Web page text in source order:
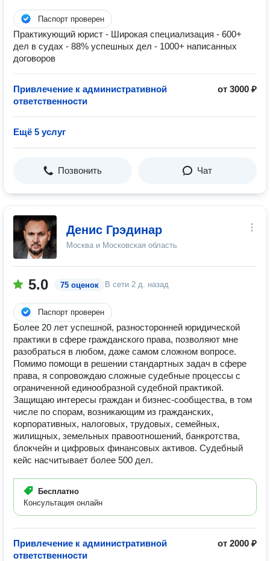
Паспорт проверен
Практикующий юрист - Широкая специализация - 600+
дел в судах - 88% успешных дел - 1000+ написанных
договоров
Привлечение к административной
ответственности
от 3000 ₽
Ещё 5 услуг
Позвонить Чат
Денис Грэдинар
Москва и Московская область
5.0 75 оценок В сети 2 д. назад
Паспорт проверен
Более 20 лет успешной, разносторонней юридической
практики в сфере гражданского права, позволяют мне
разобраться в любом, даже самом сложном вопросе.
Помимо помощи в решении стандартных задач в сфере
права, я сопровождаю сложные судебные процессы с
ограниченной единообразной судебной практикой.
Защищаю интересы граждан и бизнес-сообщества, в том
числе по спорам, возникающим из гражданских,
корпоративных, налоговых, трудовых, семейных,
жилищных, земельных правоотношений, банкротства,
блокчейн и цифровых финансовых активов. Судебный
кейс насчитывает более 500 дел.
Бесплатно
Консультация онлайн
Привлечение к административной
ответственности
от 2000 ₽